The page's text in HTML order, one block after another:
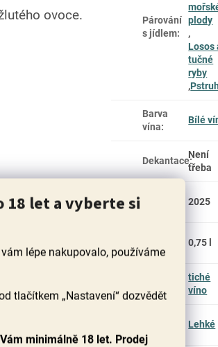
18 let a vyberte si
lépe nakupovalo, používáme
tlačítkem „Nastavení“ dozvědět
minimálně 18 let. Prodej
ovoce.
Párování
s jídlem:
plody
,
Losos
tučné
ryby
,Pstruh
Barva
vína:
Bílé
Dekantace:
Není
třeba
2025
láhve
0,75 l
tiché
víno
Lehké